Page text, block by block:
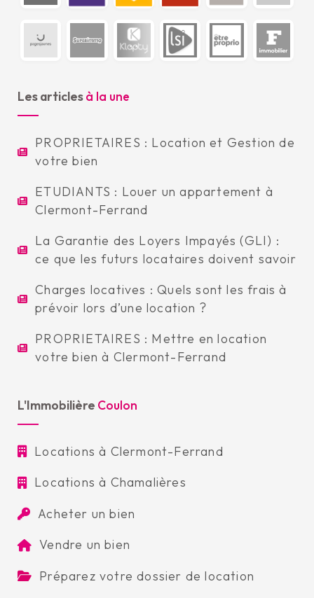
Les articlesà la une
PROPRIETAIRES : Location et Gestion de
votre bien
ETUDIANTS : Louer un appartement à
Clermont-Ferrand
La Garantie des Loyers Impayés (GLI) :
ce que les futurs locataires doivent savoir
Charges locatives : Quels sont les frais à
prévoir lors d’une location ?
PROPRIETAIRES : Mettre en location
votre bien à Clermont-Ferrand
L'Immobilière Coulon
Locations à Clermont-Ferrand
Locations à Chamalières
Acheter un bien
Vendre un bien
Préparez votre dossier de location